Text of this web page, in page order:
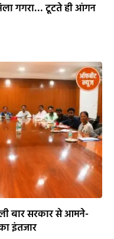
गगरा… टूटते ही आंगन
बार सरकार से आमने-
इंतजार